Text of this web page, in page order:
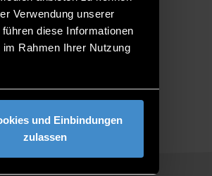
Verwendung unserer
diese Informationen
Rahmen Ihrer Nutzung
und Einbindungen
zulassen